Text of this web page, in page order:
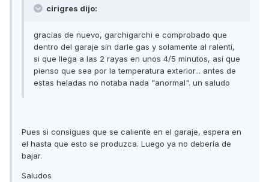
cirigres dijo:
gracias de nuevo, garchigarchi e comprobado que
dentro del garaje sin darle gas y solamente al ralentí,
si que llega a las 2 rayas en unos 4/5 minutos, así que
pienso que sea por la temperatura exterior... antes de
estas heladas no notaba nada "anormal". un saludo
Pues si consigues que se caliente en el garaje, espera en
el hasta que esto se produzca. Luego ya no debería de
bajar.
Saludos